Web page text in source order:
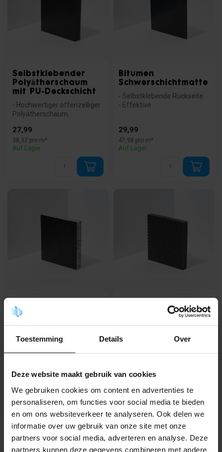
Toestemming Details Over
Deze website maakt gebruik van cookies
We gebruiken cookies om content en advertenties te
personaliseren, om functies voor social media te bieden
en om ons websiteverkeer te analyseren. Ook delen we
informatie over uw gebruik van onze site met onze
partners voor social media, adverteren en analyse. Deze
partners kunnen deze gegevens combineren met andere
Selbstklebender
Polyätherschaum
mit PU-Deckschicht
- Hochwertiger offenzelliger
Polyätherschaum.
die den...
27,99
38,32 pro m²
Auf Lager
Bitumen
Schwerschichtmatte
- Selbstklebende Rückseite
- Effektive
29,99
47,98 pro m²
Auf Lager
Verbundschaum mit
PU-Deckschicht
Schalldämmung
- Öl- und wasserfest dank
29,99
42,84 pro m²
Auf Lager
Polyurethanschaum
Deckschicht
- Hochwertiger
- Thermisch behandelte
Oberfläche, die eine wa...
47,99
30,96 pro m²
Auf Lager